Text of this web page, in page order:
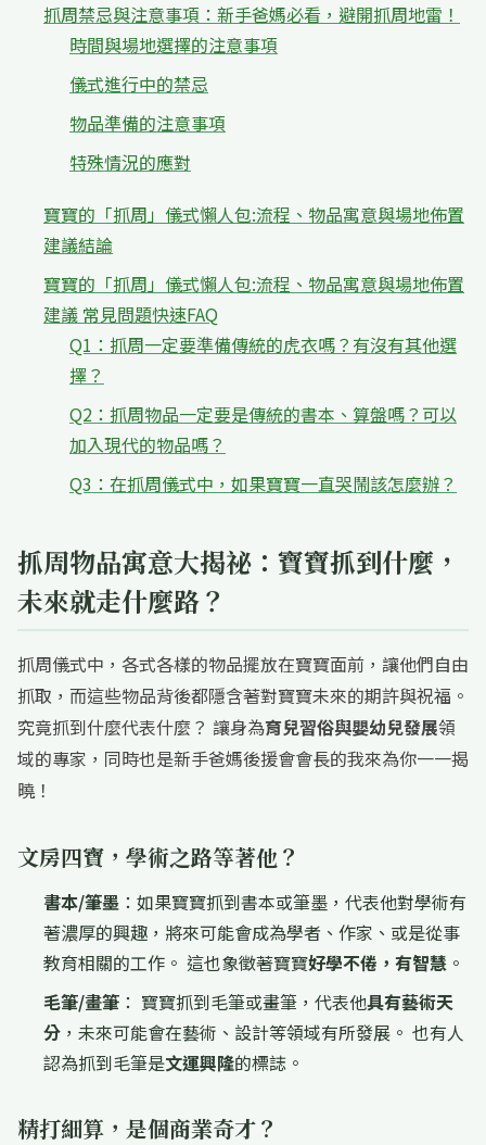
抓周禁忌與注意事項：新手爸媽必看，避開抓周地雷！
時間與場地選擇的注意事項
儀式進行中的禁忌
物品準備的注意事項
特殊情況的應對
寶寶的「抓周」儀式懶人包:流程、物品寓意與場地佈置
建議結論
寶寶的「抓周」儀式懶人包:流程、物品寓意與場地佈置
建議 常見問題快速FAQ
Q1：抓周一定要準備傳統的虎衣嗎？有沒有其他選
擇？
Q2：抓周物品一定要是傳統的書本、算盤嗎？可以
加入現代的物品嗎？
Q3：在抓周儀式中，如果寶寶一直哭鬧該怎麼辦？
抓周物品寓意大揭祕：寶寶抓到什麼，
未來就走什麼路？
抓周儀式中，各式各樣的物品擺放在寶寶面前，讓他們自由
抓取，而這些物品背後都隱含著對寶寶未來的期許與祝福。
究竟抓到什麼代表什麼？ 讓身為育兒習俗與嬰幼兒發展領
域的專家，同時也是新手爸媽後援會會長的我來為你一一揭
曉！
文房四寶，學術之路等著他？
書本/筆墨 ：如果寶寶抓到書本或筆墨，代表他對學術有
著濃厚的興趣，將來可能會成為學者、作家、或是從事
教育相關的工作。 這也象徵著寶寶好學不倦，有智慧 。
毛筆/畫筆 ： 寶寶抓到毛筆或畫筆，代表他具有藝術天
分 ，未來可能會在藝術、設計等領域有所發展。 也有人
認為抓到毛筆是文運興隆的標誌。
精打細算，是個商業奇才？